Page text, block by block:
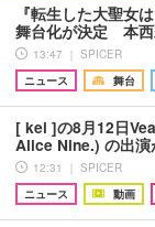
『転生した大聖女
舞台化が決定 本
13:47 ｜ SPICER
ニュース
舞台
[ kei ]の8月12日
Alice Nine.) の出演
12:31 ｜ SPICER
ニュース
動画